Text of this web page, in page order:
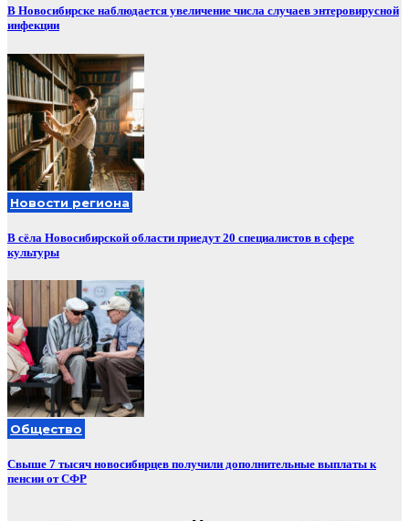
В Новосибирске наблюдается увеличение числа случаев энтеровирусной
инфекции
Новости региона
В сёла Новосибирской области приедут 20 специалистов в сфере
культуры
Общество
Свыше 7 тысяч новосибирцев получили дополнительные выплаты к
пенсии от СФР